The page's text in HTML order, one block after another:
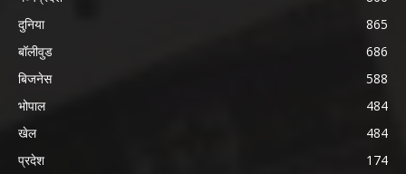
दुनिया
865
बॉलीवुड
686
बिजनेस
588
भोपाल
484
खेल
484
प्रदेश
174